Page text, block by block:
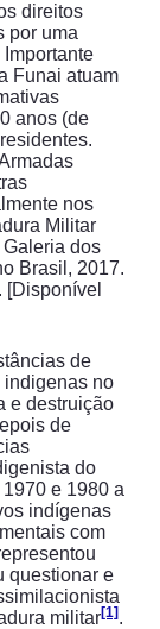
direitos
por uma
Funai atuam
anos (de
nos
Militar
dos
Brasil, 2017.
[Disponível
de
indigenas no
e destruição
de
do
e 1980 a
indígenas
com
questionar e
militar[1] .